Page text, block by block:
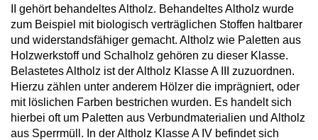
II gehört behandeltes Altholz. Behandeltes Altholz wurde
zum Beispiel mit biologisch verträglichen Stoffen haltbarer
und widerstandsfähiger gemacht. Altholz wie Paletten aus
Holzwerkstoff und Schalholz gehören zu dieser Klasse.
Belastetes Altholz ist der Altholz Klasse A III zuzuordnen.
Hierzu zählen unter anderem Hölzer die imprägniert, oder
mit löslichen Farben bestrichen wurden. Es handelt sich
hierbei oft um Paletten aus Verbundmaterialien und Altholz
aus Sperrmüll. In der Altholz Klasse A IV befindet sich